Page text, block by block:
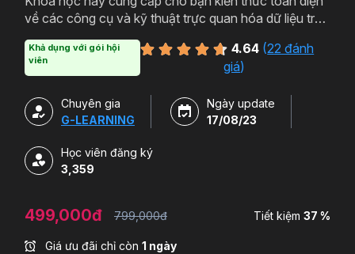
về các công cụ và kỹ thuật trực quan hóa dữ liệu trên
đồ Excel, các kỹ thuật nâng cao để tự động, tương
tác với biểu đồ, từ đó tạo ra các báo cáo hữu ích cho
Khả dụng với gói hội
viên
4.64 (22 đánh
giá)
Chuyên gia
G-LEARNING
Ngày update
17/08/23
Học viên đăng ký
3,359
499,000đ 799,000đ Tiết kiệm 37 %
Giá ưu đãi chỉ còn 1 ngày